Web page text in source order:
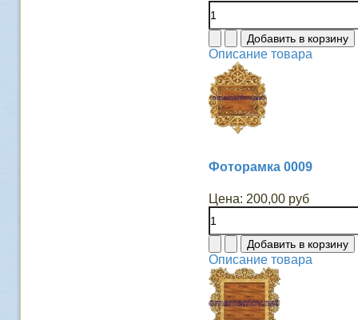
Описание товара
Фоторамка 0009
Цена: 200,00 руб
Описание товара